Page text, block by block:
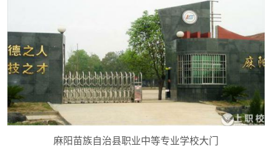
麻阳苗族自治县职业中等专业学校大门